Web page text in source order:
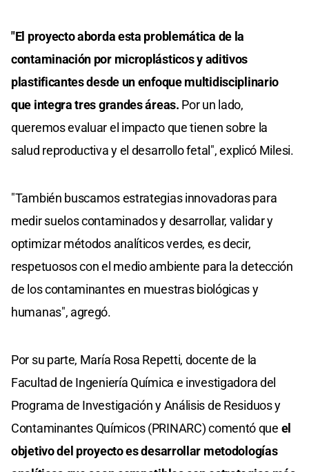
"El proyecto aborda esta problemática de la
contaminación por microplásticos y aditivos
plastificantes desde un enfoque multidisciplinario
que integra tres grandes áreas. Por un lado,
queremos evaluar el impacto que tienen sobre la
salud reproductiva y el desarrollo fetal", explicó Milesi.
"También buscamos estrategias innovadoras para
medir suelos contaminados y desarrollar, validar y
optimizar métodos analíticos verdes, es decir,
respetuosos con el medio ambiente para la detección
de los contaminantes en muestras biológicas y
humanas", agregó.
Por su parte, María Rosa Repetti, docente de la
Facultad de Ingeniería Química e investigadora del
Programa de Investigación y Análisis de Residuos y
Contaminantes Químicos (PRINARC) comentó que el
objetivo del proyecto es desarrollar metodologías